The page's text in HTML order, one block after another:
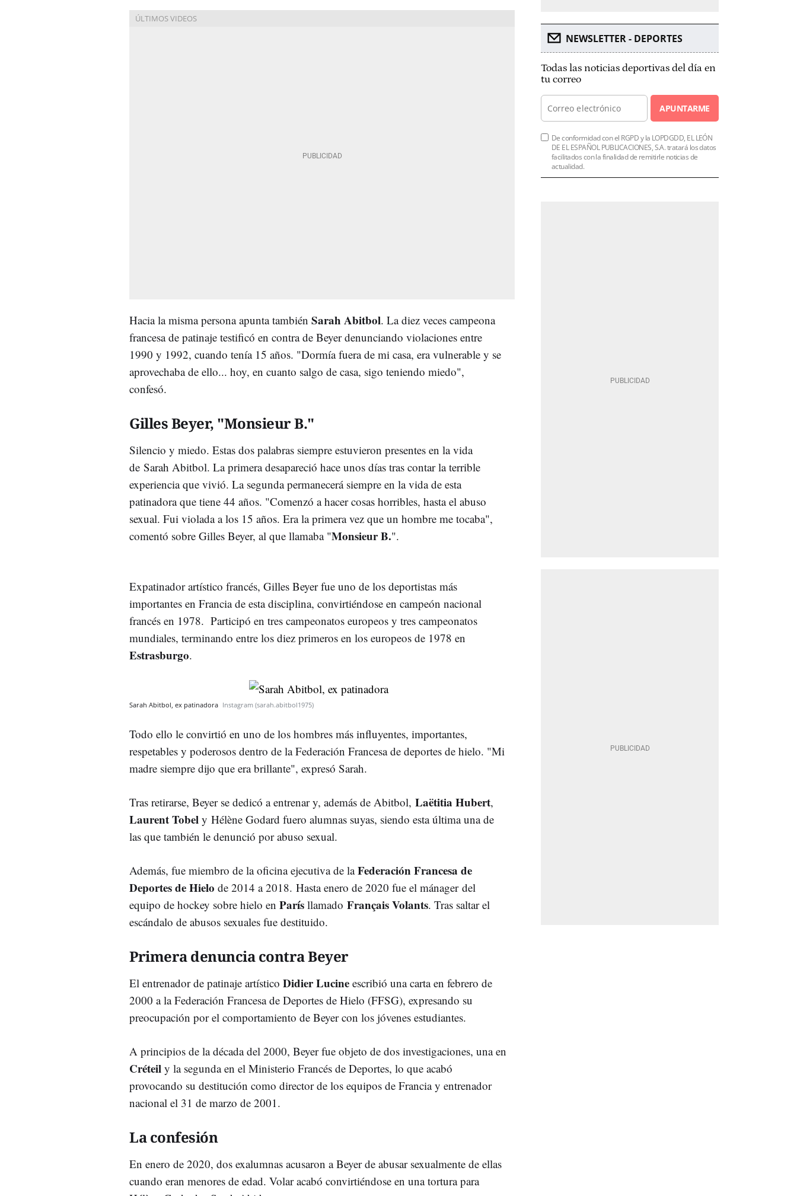
Hacia la misma persona apunta también Sarah Abitbol. La diez veces campeona
francesa de patinaje testificó en contra de Beyer denunciando violaciones entre
1990 y 1992, cuando tenía 15 años. "Dormía fuera de mi casa, era vulnerable y se
aprovechaba de ello... hoy, en cuanto salgo de casa, sigo teniendo miedo",
confesó.
Gilles Beyer, "Monsieur B."
Silencio y miedo. Estas dos palabras siempre estuvieron presentes en la vida
de Sarah Abitbol. La primera desapareció hace unos días tras contar la terrible
experiencia que vivió. La segunda permanecerá siempre en la vida de esta
patinadora que tiene 44 años. "Comenzó a hacer cosas horribles, hasta el abuso
sexual. Fui violada a los 15 años. Era la primera vez que un hombre me tocaba",
comentó sobre Gilles Beyer, al que llamaba "Monsieur B.".
Expatinador artístico francés, Gilles Beyer fue uno de los deportistas más
importantes en Francia de esta disciplina, convirtiéndose en campeón nacional
francés en 1978. Participó en tres campeonatos europeos y tres campeonatos
mundiales, terminando entre los diez primeros en los europeos de 1978 en
Estrasburgo.
Sarah Abitbol, ex patinadora Instagram (sarah.abitbol1975)
Todo ello le convirtió en uno de los hombres más influyentes, importantes,
respetables y poderosos dentro de la Federación Francesa de deportes de hielo. "Mi
madre siempre dijo que era brillante", expresó Sarah.
Tras retirarse, Beyer se dedicó a entrenar y, además de Abitbol, Laëtitia Hubert,
Laurent Tobel y Hélène Godard fuero alumnas suyas, siendo esta última una de
las que también le denunció por abuso sexual.
Además, fue miembro de la oficina ejecutiva de laFederación Francesa de
Deportes de Hielo de 2014 a 2018. Hasta enero de 2020 fue el mánager del
equipo de hockey sobre hielo en París llamado Français Volants. Tras saltar el
escándalo de abusos sexuales fue destituido.
Primera denuncia contra Beyer
El entrenador de patinaje artístico Didier Lucine escribió una carta en febrero de
2000 a la Federación Francesa de Deportes de Hielo (FFSG), expresando su
preocupación por el comportamiento de Beyer con los jóvenes estudiantes.
A principios de la década del 2000, Beyer fue objeto de dos investigaciones, una en
Créteil y la segunda en el Ministerio Francés de Deportes, lo que acabó
provocando su destitución como director de los equipos de Francia y entrenador
nacional el 31 de marzo de 2001.
La confesión
En enero de 2020, dos exalumnas acusaron a Beyer de abusar sexualmente de ellas
cuando eran menores de edad. Volar acabó convirtiéndose en una tortura para
NEWSLETTER - DEPORTES
Todas las noticias deportivas del día en
tu correo
APUNTARME
De conformidad con el RGPD y la LOPDGDD, EL LEÓN
DE EL ESPAÑOL PUBLICACIONES, S.A. tratará los datos
facilitados con la finalidad de remitirle noticias de
actualidad.